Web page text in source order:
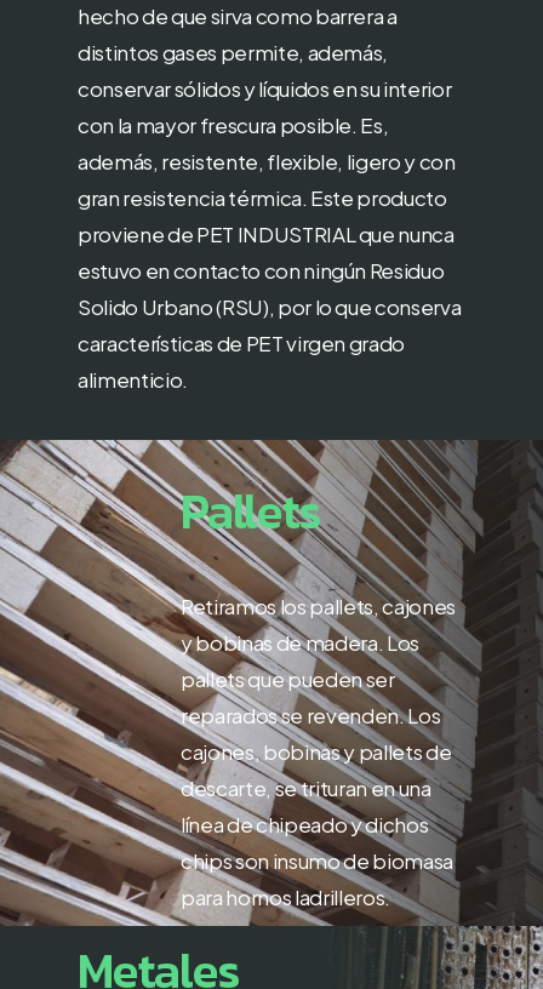
hecho de que sirva como barrera a
distintos gases permite, además,
conservar sólidos y líquidos en su interior
con la mayor frescura posible. Es,
además, resistente, flexible, ligero y con
gran resistencia térmica. Este producto
proviene de PET INDUSTRIAL que nunca
estuvo en contacto con ningún Residuo
Solido Urbano (RSU), por lo que conserva
características de PET virgen grado
alimenticio.
Pallets
Retiramos los pallets, cajones
y bobinas de madera. Los
pallets que pueden ser
reparados se revenden. Los
cajones, bobinas y pallets de
descarte, se trituran en una
línea de chipeado y dichos
chips son insumo de biomasa
para hornos ladrilleros.
Metales